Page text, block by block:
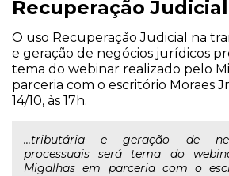
Recuperação Judicial
O uso Recuperação Judicial na
e geração de negócios jurídicos
tema do webinar realizado pelo
parceria com o escritório Moraes
14/10, às 17h.
...tributária e geração de
processuais será tema do
Migalhas em parceria com o